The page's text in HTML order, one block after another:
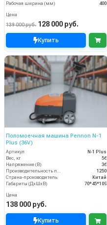
Рабочая ширина (мм)
400
Цена
139 000 руб. 128 000 руб.
Купить
Поломоечная машина Pennon N-1
Plus (36V)
Артикул
N-1 Plus
Вес, кг
56
Напряжение (В)
36
Производительность по площади (м2/ч)
1250
Страна-производитель
Китай
Габариты (ДхШхВ)
70*45*109
Цена
138 000 руб.
Купить